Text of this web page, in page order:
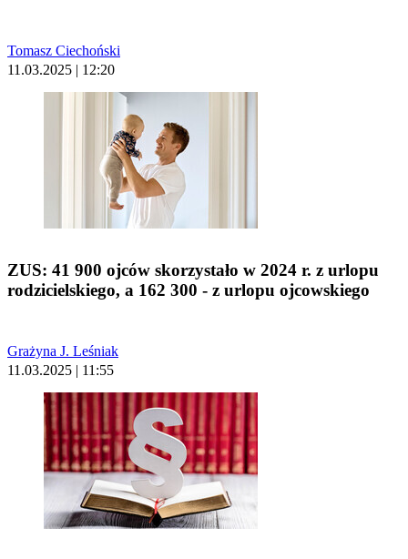
Tomasz Ciechoński
11.03.2025 | 12:20
ZUS: 41 900 ojców skorzystało w 2024 r. z urlopu
rodzicielskiego, a 162 300 - z urlopu ojcowskiego
Grażyna J. Leśniak
11.03.2025 | 11:55